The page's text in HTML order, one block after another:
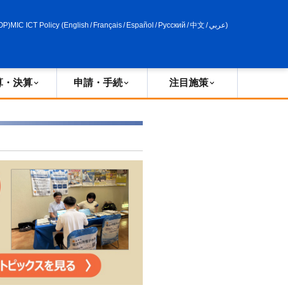
MIC ICT Policy (English / Français/ Español / Русский /中文 /عربي)
・決算 申請・手続 注目施策